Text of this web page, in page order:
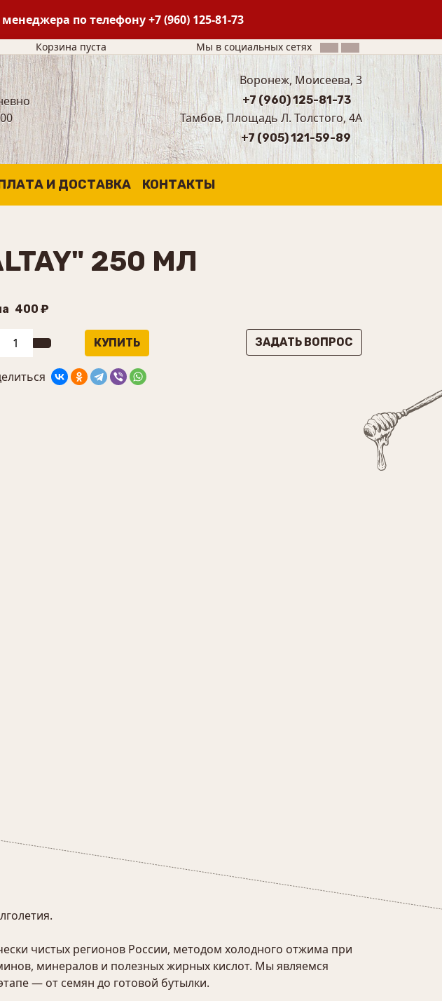
по телефону+7 (960) 125-81-73
Корзина пуста Мы в социальных сетях
Воронеж, Моисеева, 3
+7 (960) 125-81-73
Тамбов, Площадь Л. Толстого, 4А
+7 (905) 121-59-89
И ДОСТАВКА КОНТАКТЫ
250 МЛ
400 ₽
ЗАДАТЬ ВОПРОС
чистых регионов России, методом холодного отжима при
минералов и полезных жирных кислот. Мы являемся
— от семян до готовой бутылки.